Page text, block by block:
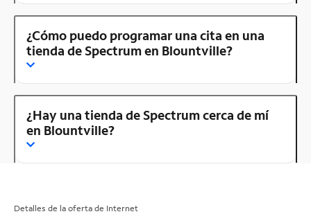
¿Cómo puedo programar una cita en una
tienda de Spectrum en Blountville?
¿Hay una tienda de Spectrum cerca de mí
en Blountville?
Detalles de la oferta de Internet